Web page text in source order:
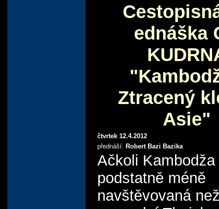
ednáška
Ztracený
Asie"
čtvrtek 12.4.2012
přednáší: Robert Bazi Bazika
Ačkoli Kambodža
podstatně méně
navštěvovaná